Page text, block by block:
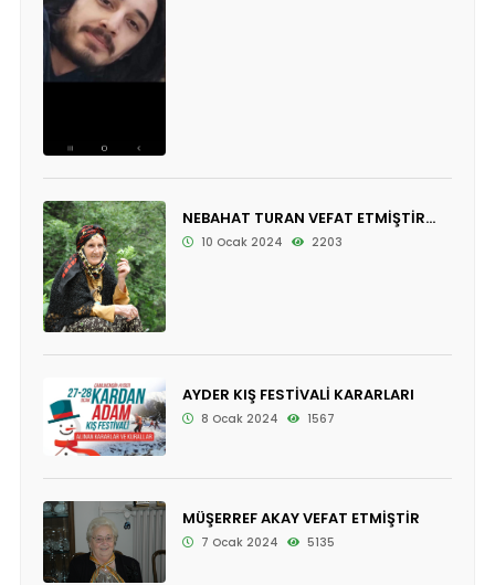
NEBAHAT TURAN VEFAT ETMİŞTİR...
10 Ocak 2024 2203
AYDER KIŞ FESTİVALİ KARARLARI
8 Ocak 2024 1567
MÜŞERREF AKAY VEFAT ETMİŞTİR
7 Ocak 2024 5135